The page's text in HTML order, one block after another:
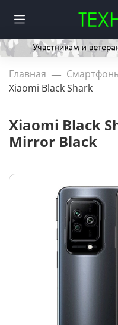
Главная
Xiaomi Black Shark
Xiaomi Black
Mirror Black